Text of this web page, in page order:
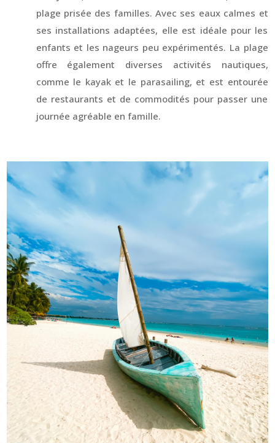
plage prisée des familles. Avec ses eaux calmes et
ses installations adaptées, elle est idéale pour les
enfants et les nageurs peu expérimentés. La plage
offre également diverses activités nautiques,
comme le kayak et le parasailing, et est entourée
de restaurants et de commodités pour passer une
journée agréable en famille.